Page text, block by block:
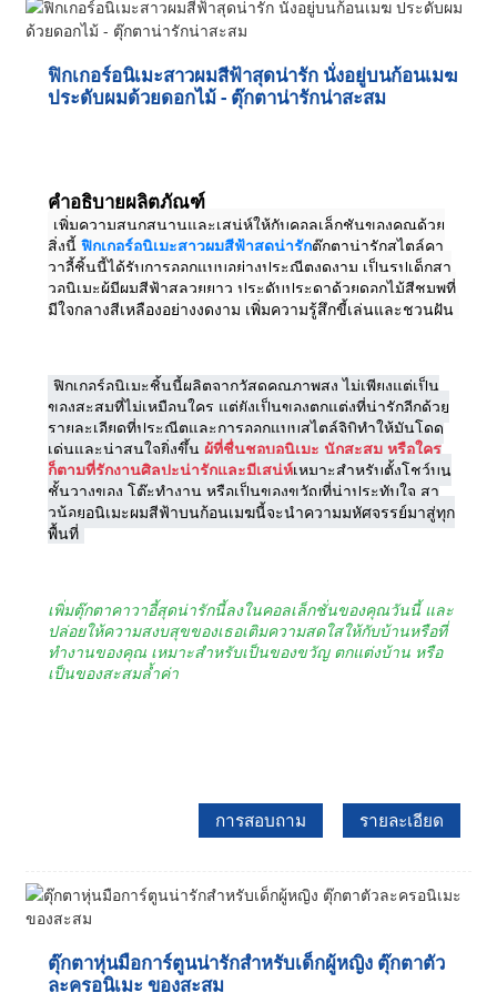
ฟิกเกอร์อนิเมะสาวผมสีฟ้าสุดน่ารัก นั่งอยู่บนก้อนเมฆ
ประดับผมด้วยดอกไม้ - ตุ๊กตาน่ารักน่าสะสม
คำอธิบายผลิตภัณฑ์
เพิ่มความสนุกสนานและเสน่ห์ให้กับคอลเล็กชันของคุณด้วย
สิ่งนี้ ฟิกเกอร์อนิเมะสาวผมสีฟ้าสุดน่ารักตุ๊กตาน่ารักสไตล์คา
วาอี้ชิ้นนี้ได้รับการออกแบบอย่างประณีตงดงาม เป็นรูปเด็กสา
วอนิเมะผู้มีผมสีฟ้าสลวยยาว ประดับประดาด้วยดอกไม้สีชมพูที่
มีใจกลางสีเหลืองอย่างงดงาม เพิ่มความรู้สึกขี้เล่นและชวนฝัน
ฟิกเกอร์อนิเมะชิ้นนี้ผลิตจากวัสดุคุณภาพสูง ไม่เพียงแต่เป็น
ของสะสมที่ไม่เหมือนใคร แต่ยังเป็นของตกแต่งที่น่ารักอีกด้วย
รายละเอียดที่ประณีตและการออกแบบสไตล์จิบิทำให้มันโดด
เด่นและน่าสนใจยิ่งขึ้น ผู้ที่ชื่นชอบอนิเมะ นักสะสม หรือใคร
ก็ตามที่รักงานศิลปะน่ารักและมีเสน่ห์เหมาะสำหรับตั้งโชว์บน
ชั้นวางของ โต๊ะทำงาน หรือเป็นของขวัญที่น่าประทับใจ สา
วน้อยอนิเมะผมสีฟ้าบนก้อนเมฆนี้จะนำความมหัศจรรย์มาสู่ทุก
พื้นที่
เพิ่มตุ๊กตาคาวาอี้สุดน่ารักนี้ลงในคอลเล็กชั่นของคุณวันนี้ และ
ปล่อยให้ความสงบสุขของเธอเติมความสดใสให้กับบ้านหรือที่
ทำงานของคุณ เหมาะสำหรับเป็นของขวัญ ตกแต่งบ้าน หรือ
เป็นของสะสมล้ำค่า
การสอบถาม รายละเอียด
ตุ๊กตาหุ่นมือการ์ตูนน่ารักสำหรับเด็กผู้หญิง ตุ๊กตาตัว
ละครอนิเมะ ของสะสม